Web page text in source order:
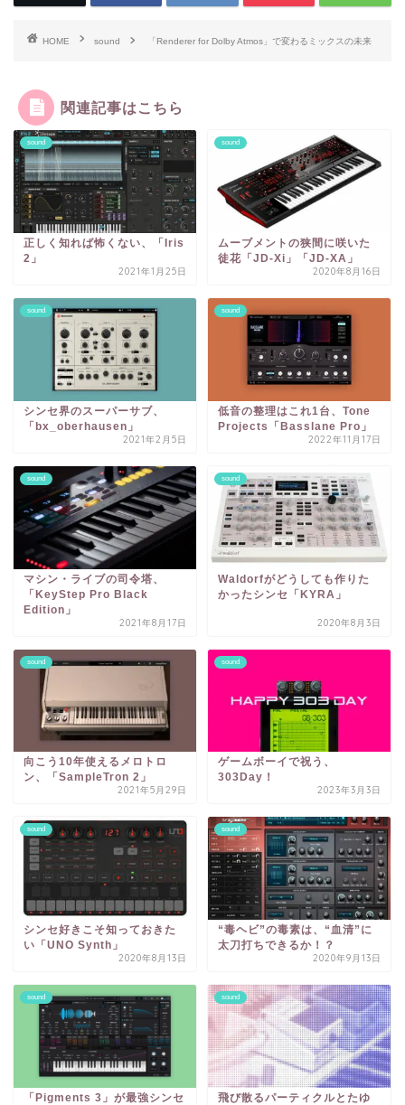
HOME sound 「Renderer for Dolby Atmos」で変わるミックスの未来
関連記事はこちら
sound
正しく知れば怖くない、「Iris
2」
2021年1月25日
sound
ムーブメントの狭間に咲いた
徒花「JD-Xi」「JD-XA」
2020年8月16日
sound
シンセ界のスーパーサブ、
「bx_oberhausen」
2021年2月5日
sound
低音の整理はこれ1台、Tone
Projects「Basslane Pro」
2022年11月17日
sound
マシン・ライブの司令塔、
「KeyStep Pro Black
Edition」
2021年8月17日
sound
Waldorfがどうしても作りた
かったシンセ「KYRA」
2020年8月3日
sound
向こう10年使えるメロトロ
ン、「SampleTron 2」
2021年5月29日
sound
ゲームボーイで祝う、
303Day！
2023年3月3日
sound
シンセ好きこそ知っておきた
い「UNO Synth」
2020年8月13日
sound
“毒ヘビ”の毒素は、“血清”に
太刀打ちできるか！？
2020年9月13日
sound
「Pigments 3」が最強シンセ
sound
飛び散るパーティクルとたゆ